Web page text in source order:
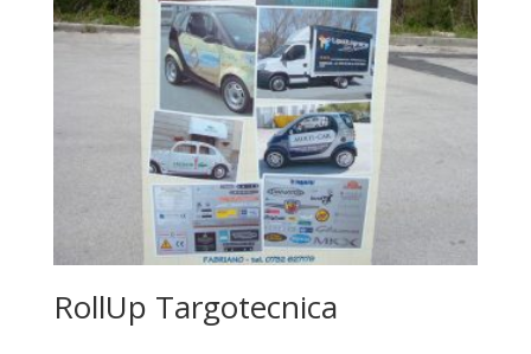
RollUp Targotecnica